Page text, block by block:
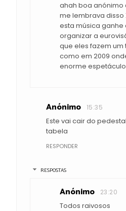
ahah boa anónimo
me lembrava disso
esta música ganhe
organizar a
que eles fazem
como em 2009
enorme
Anónimo 15:35
Este vai cair do
tabela
RESPONDER
RESPOSTAS
Anónimo 23:20
Todos raivosos